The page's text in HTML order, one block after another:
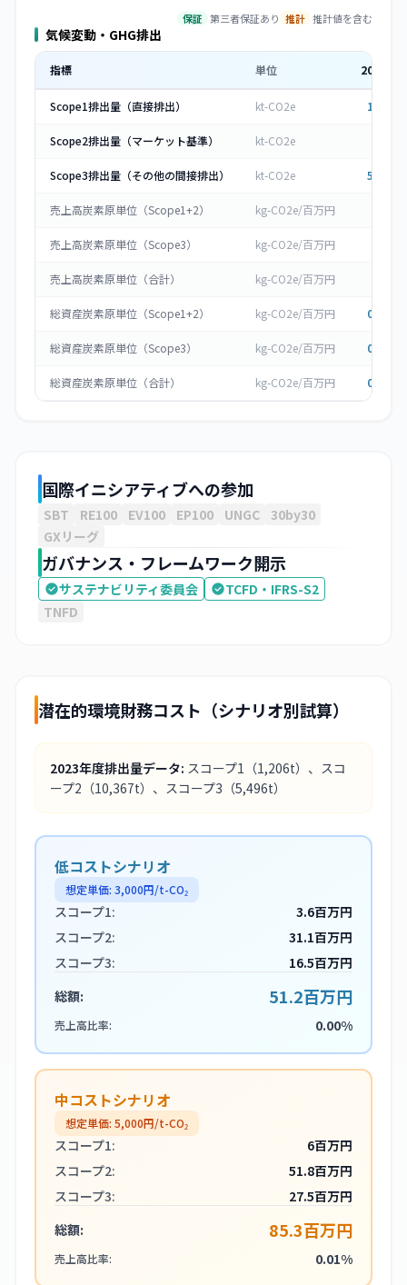
保証 第三者保証あり 推計 推計値を含む
気候変動・GHG排出
指標 単位 2023
Scope1排出量（直接排出） kt-CO2e 1.206
Scope2排出量（マーケット基準） kt-CO2e
Scope3排出量（その他の間接排出） kt-CO2e 5.496
売上高炭素原単位（Scope1+2） kg-CO2e/百万円
売上高炭素原単位（Scope3） kg-CO2e/百万円
売上高炭素原単位（合計） kg-CO2e/百万円
総資産炭素原単位（Scope1+2） kg-CO2e/百万円 0.426
総資産炭素原単位（Scope3） kg-CO2e/百万円 0.203
総資産炭素原単位（合計） kg-CO2e/百万円 0.426
国際イニシアティブへの参加
SBT RE100 EV100 EP100 UNGC 30by30
GXリーグ
ガバナンス・フレームワーク開示
サステナビリティ委員会
TCFD・IFRS-S2
TNFD
潜在的環境財務コスト（シナリオ別試算）
2023年度排出量データ: スコープ1 （1,206t） 、スコ
ープ2 （10,367t） 、スコープ3 （5,496t）
低コストシナリオ
想定単価: 3,000円/t-CO₂
スコープ1:
3.6百万円
スコープ2:
31.1百万円
スコープ3:
16.5百万円
総額:
51.2百万円
売上高比率: 0.00%
中コストシナリオ
想定単価: 5,000円/t-CO₂
スコープ1:
6百万円
スコープ2:
51.8百万円
スコープ3:
27.5百万円
総額:
85.3百万円
売上高比率: 0.01%